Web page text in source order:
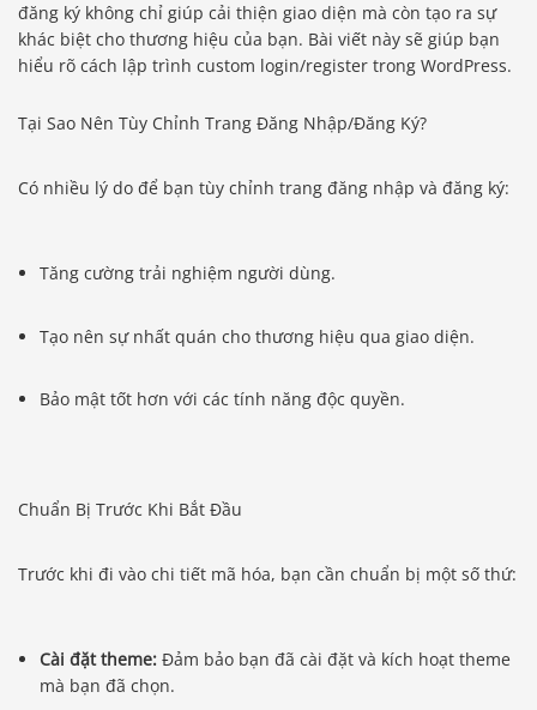
đăng ký không chỉ giúp cải thiện giao diện mà còn tạo ra sự
khác biệt cho thương hiệu của bạn. Bài viết này sẽ giúp bạn
hiểu rõ cách lập trình custom login/register trong WordPress.
Tại Sao Nên Tùy Chỉnh Trang Đăng Nhập/Đăng Ký?
Có nhiều lý do để bạn tùy chỉnh trang đăng nhập và đăng ký:
Tăng cường trải nghiệm người dùng.
Tạo nên sự nhất quán cho thương hiệu qua giao diện.
Bảo mật tốt hơn với các tính năng độc quyền.
Chuẩn Bị Trước Khi Bắt Đầu
Trước khi đi vào chi tiết mã hóa, bạn cần chuẩn bị một số thứ:
Cài đặt theme: Đảm bảo bạn đã cài đặt và kích hoạt theme
mà bạn đã chọn.